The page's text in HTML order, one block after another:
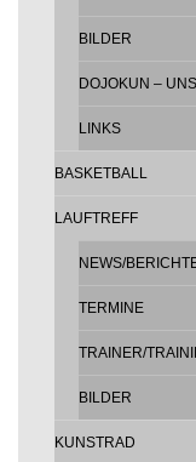
BILDER
DOJOKUN –
LINKS
BASKETBALL
LAUFTREFF
NEWS/
TERMINE
TRAINER/
BILDER
KUNSTRAD